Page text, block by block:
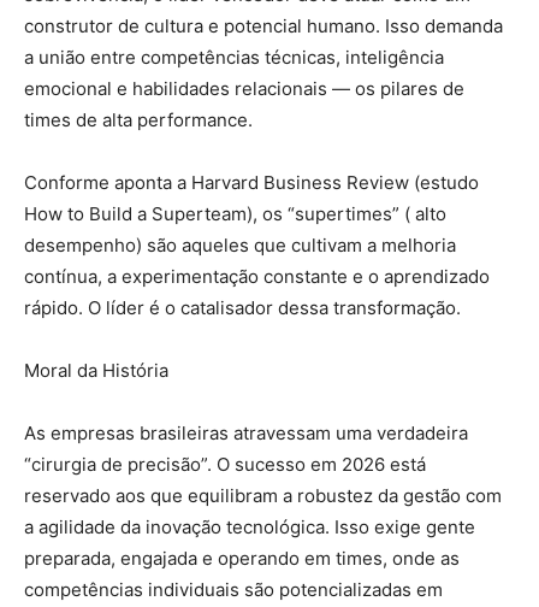
construtor de cultura e potencial humano. Isso demanda
a união entre competências técnicas, inteligência
emocional e habilidades relacionais — os pilares de
times de alta performance.
Conforme aponta a Harvard Business Review (estudo
How to Build a Superteam), os “supertimes” ( alto
desempenho) são aqueles que cultivam a melhoria
contínua, a experimentação constante e o aprendizado
rápido. O líder é o catalisador dessa transformação.
Moral da História
As empresas brasileiras atravessam uma verdadeira
“cirurgia de precisão”. O sucesso em 2026 está
reservado aos que equilibram a robustez da gestão com
a agilidade da inovação tecnológica. Isso exige gente
preparada, engajada e operando em times, onde as
competências individuais são potencializadas em